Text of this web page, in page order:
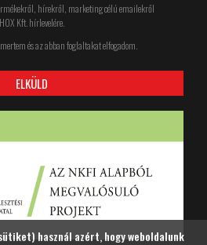
hírekről, marketing célú emailekről
Kft. hírlevelére.
és az abban foglaltakat elfogadom.
használ azért, hogy weboldalunk